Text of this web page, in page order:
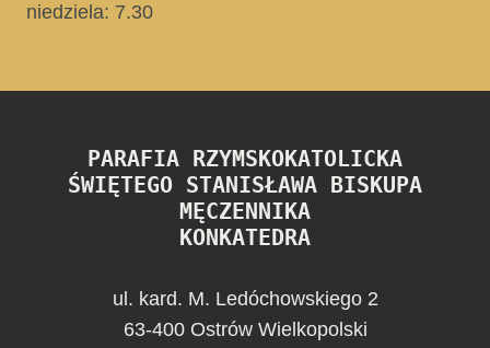
niedziela: 7.30
PARAFIA RZYMSKOKATOLICKA
ŚWIĘTEGO STANISŁAWA BISKUPA
MĘCZENNIKA
KONKATEDRA
ul. kard. M. Ledóchowskiego 2
63-400 Ostrów Wielkopolski